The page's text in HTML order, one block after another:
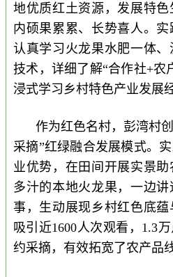
地优质红土资源，发展特
内硕果累累、长势喜人。实
认真学习火龙果水肥一体
技术，详细了解“合作社+农
浸式学习乡村特色产业发展
作为红色名村，彭湾村
采摘”红绿融合发展模式。
业优势，在田间开展实景
多汁的本地火龙果，一边
事，生动展现乡村红色底
吸引近1600人次观看，1.3
约采摘，有效拓宽了农产品